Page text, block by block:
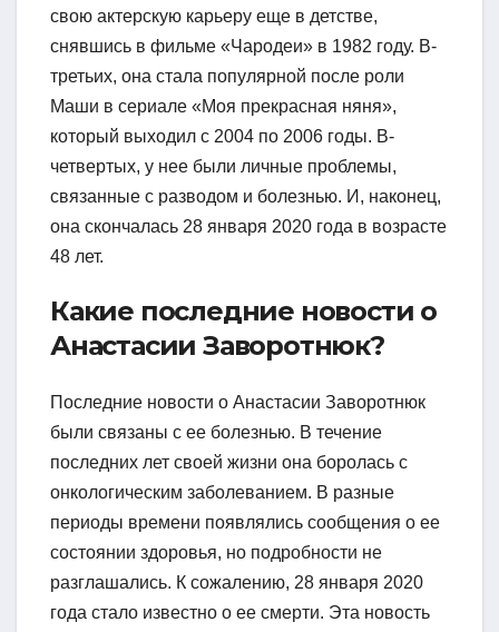
свою актерскую карьеру еще в детстве,
снявшись в фильме «Чародеи» в 1982 году. В-
третьих, она стала популярной после роли
Маши в сериале «Моя прекрасная няня»,
который выходил с 2004 по 2006 годы. В-
четвертых, у нее были личные проблемы,
связанные с разводом и болезнью. И, наконец,
она скончалась 28 января 2020 года в возрасте
48 лет.
Какие последние новости о
Анастасии Заворотнюк?
Последние новости о Анастасии Заворотнюк
были связаны с ее болезнью. В течение
последних лет своей жизни она боролась с
онкологическим заболеванием. В разные
периоды времени появлялись сообщения о ее
состоянии здоровья, но подробности не
разглашались. К сожалению, 28 января 2020
года стало известно о ее смерти. Эта новость